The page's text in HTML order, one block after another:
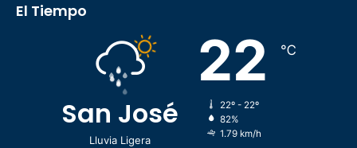
El Tiempo
San José
Lluvia Ligera
22 ℃
22º - 22º
82%
1.79 km/h